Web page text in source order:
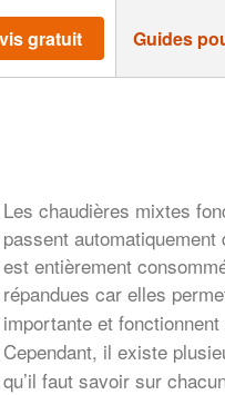
gratuit Guides
Les chaudières mixtes
passent automatiquement
est entièrement
répandues car elles
importante et
Cependant, il existe
qu’il faut savoir sur